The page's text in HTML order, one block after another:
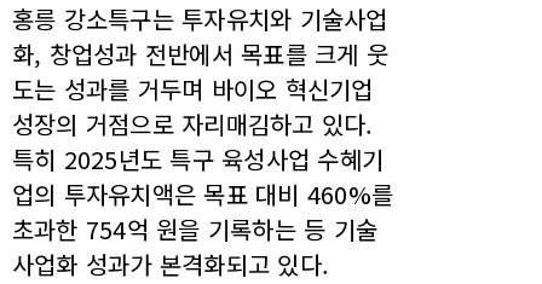
홍릉 강소특구는 투자유치와 기술사업
화, 창업성과 전반에서 목표를 크게 웃
도는 성과를 거두며 바이오 혁신기업
성장의 거점으로 자리매김하고 있다.
특히 2025년도 특구 육성사업 수혜기
업의 투자유치액은 목표 대비 460%를
초과한 754억 원을 기록하는 등 기술
사업화 성과가 본격화되고 있다.